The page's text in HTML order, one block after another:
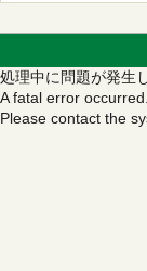
処理中に問題が発生
A fatal error occurred.
Please contact the